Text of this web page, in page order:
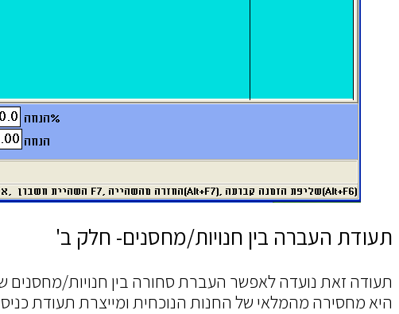
תעודת העברה בין חנויות/מחסנים- חלק ב'
תעודה זאת נועדה לאפשר העברת סחורה בין חנויות/מחסנים
היא מחסירה מהמלאי של החנות הנוכחית ומייצרת תעודת